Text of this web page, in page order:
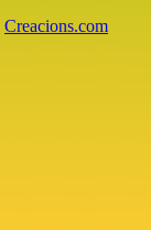
Creacions.com